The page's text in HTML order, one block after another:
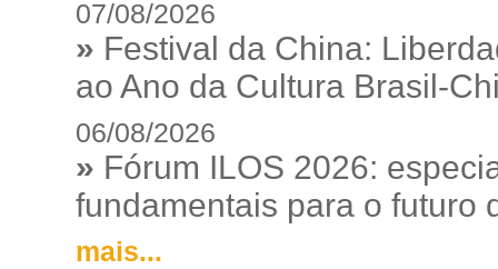
07/08/2026
» Festival da China:
ao Ano da Cultura Brasil-
06/08/2026
» Fórum ILOS 2026:
fundamentais para o futuro
mais...